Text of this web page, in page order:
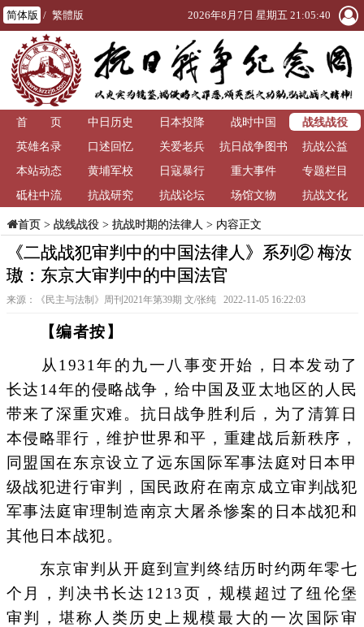
简体版 / 繁體版 2026年8月7日 星期五 21:05:41
首 页 中日历史 日本投降 战时中国
战线战役
英雄名录
口述回忆 关爱老兵
抗日战争图书
馆
抗战公益
本站动态
黄埔军校 日寇暴行 重大事件
专题栏目
砥柱中流
抗战研究 抗战论坛 场馆文物 抗战文化
首页> 战线战役> 抗战时期的法律人 > 内容正文
《二战战犯审判中的中国法律人》系列② 梅汝
璈：东京大审判中的中国法官
来源：《民主与法制》周刊2021年第39期 文/张纯 2022-11-05 16:22:03
【编者按】
从1931年的九一八事变开始，日本发动了
长达14年的侵略战争，给中国及亚太地区的人民
带来了深重灾难。抗日战争胜利后，为了清算日
本侵略罪行，维护世界和平，重建战后新秩序，
同盟国在东京设立了远东国际军事法庭对日本甲
级战犯进行审判，国民政府在南京成立审判战犯
军事法庭审理制造南京大屠杀惨案的日本战犯和
其他日本战犯。
东京审判从开庭到宣判终结历时约两年零七
个月，判决书长达1213页，规模超过了纽伦堡
审判，堪称人类历史上规模最大的一次国际审